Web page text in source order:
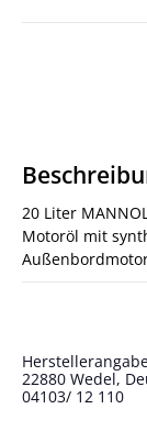
20 Liter
Motoröl mit
22880 Wedel,
04103/ 12 110